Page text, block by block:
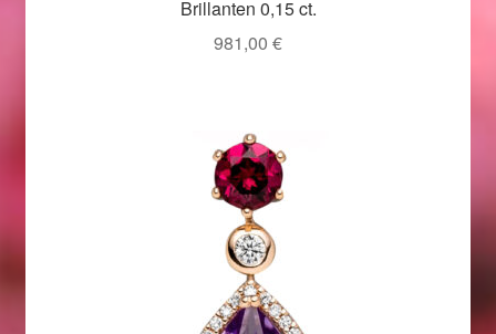
Magisches und Festliches zu Halloween 2021
Ostergeschenke finden für Ostern 2015
Brillanten 0,15 ct.
981,00 €